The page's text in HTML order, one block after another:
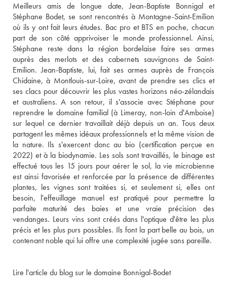
Meilleurs amis de longue date, Jean-Baptiste Bonnigal et
Stéphane Bodet, se sont rencontrés à Montagne-Saint-Emilion
où ils y ont fait leurs études. Bac pro et BTS en poche, chacun
part de son côté apprivoiser le monde professionnel. Ainsi,
Stéphane reste dans la région bordelaise faire ses armes
auprès des merlots et des cabernets sauvignons de Saint-
Emilion. Jean-Baptiste, lui, fait ses armes auprès de François
Chidaine, à Montlouis-sur-Loire, avant de prendre ses clics et
ses clacs pour découvrir les plus vastes horizons néo-zélandais
et australiens. A son retour, il s'associe avec Stéphane pour
reprendre le domaine familial (à Limeray, non-loin d'Amboise)
sur lequel ce dernier travaillait déjà depuis un an. Tous deux
partagent les mêmes idéaux professionnels et la même vision de
la nature. Ils s'exercent donc au bio (certification perçue en
2022) et à la biodynamie. Les sols sont travaillés, le binage est
effectué tous les 15 jours pour aérer le sol, la vie microbienne
est ainsi favorisée et renforcée par la présence de différentes
plantes, les vignes sont traitées si, et seulement si, elles ont
besoin, l'effeuillage manuel est pratiqué pour permettre la
parfaite maturité des baies et une vraie précision des
vendanges. Leurs vins sont créés dans l'optique d'être les plus
précis et les plus purs possibles. Ils font la part belle au bois, un
contenant noble qui lui offre une complexité jugée sans pareille.
Lire l'article du blog sur le domaine Bonnigal-Bodet